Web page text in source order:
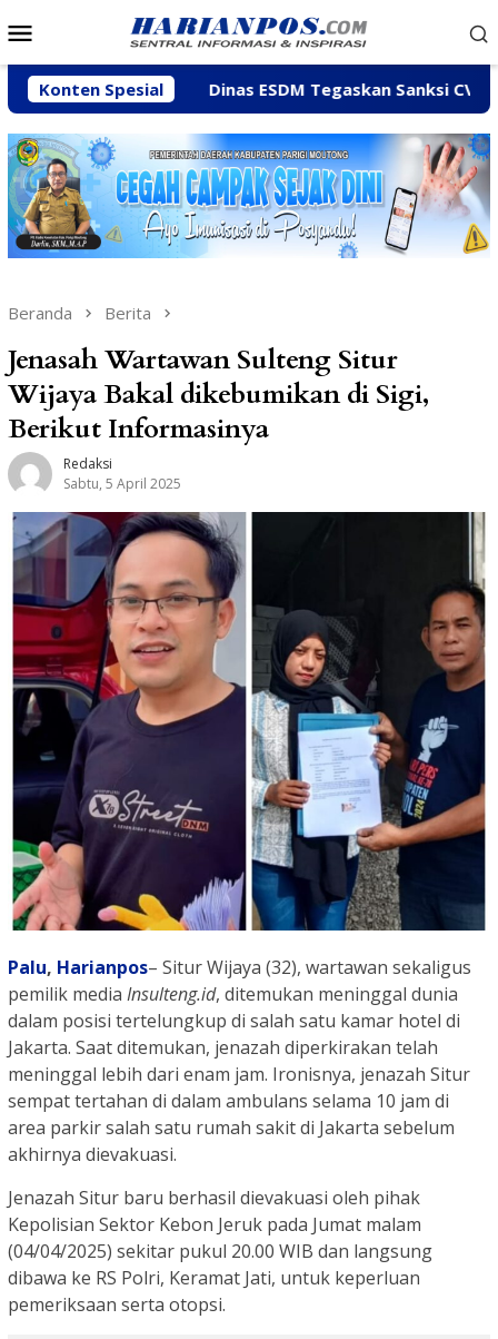
ke
Mobile
Konten Spesial
Dinas ESDM Tegaskan Sanksi CV BBN Belum
Beranda Berita
Jenasah Wartawan Sulteng Situr
Wijaya Bakal dikebumikan di Sigi,
Berikut Informasinya
Redaksi
Sabtu, 5 April 2025
Palu, Harianpos– Situr Wijaya (32), wartawan sekaligus
pemilik media Insulteng.id, ditemukan meninggal dunia
dalam posisi tertelungkup di salah satu kamar hotel di
Jakarta. Saat ditemukan, jenazah diperkirakan telah
meninggal lebih dari enam jam. Ironisnya, jenazah Situr
sempat tertahan di dalam ambulans selama 10 jam di
area parkir salah satu rumah sakit di Jakarta sebelum
akhirnya dievakuasi.
Jenazah Situr baru berhasil dievakuasi oleh pihak
Kepolisian Sektor Kebon Jeruk pada Jumat malam
(04/04/2025) sekitar pukul 20.00 WIB dan langsung
dibawa ke RS Polri, Keramat Jati, untuk keperluan
pemeriksaan serta otopsi.